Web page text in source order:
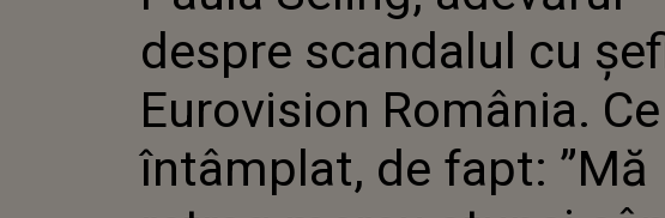
ÎNTÂMPLAT, DE FAPT:
RETRAG MEREU
CONSIDER CĂ NU E
despre scandalul cu
Eurovision România.
întâmplat, de fapt: ”Mă